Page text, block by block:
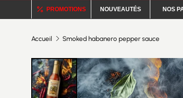
PROMOTIONS NOUVEAUTÉS NOS
Accueil Smoked habanero pepper sauce
Charger l’image 1 dans la vue de galerie